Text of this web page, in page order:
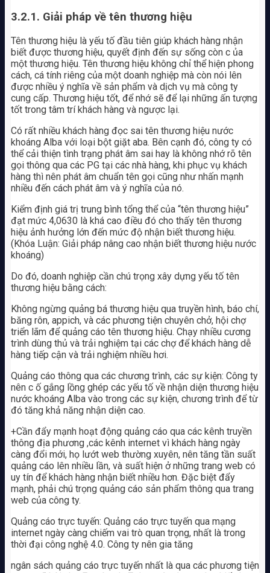
3.2.1. Giải pháp về tên thương hiệu
Tên thương hiệu là yếu tố đầu tiên giúp khách hàng nhận
biết được thương hiệu, quyết định đến sự sống còn c ủa
một thương hiệu. Tên thương hiệu không chỉ thể hiện phong
cách, cá tính riêng của một doanh nghiệp mà còn nói lên
được nhiều ý nghĩa về sản phẩm và dịch vụ mà công ty
cung cấp. Thương hiệu tốt, để nhớ sẽ để lại những ấn tượng
tốt trong tâm trí khách hàng và ngược lại.
Có rất nhiều khách hàng đọc sai tên thương hiệu nước
khoáng Alba với loại bột giặt aba. Bên cạnh đó, công ty có
thể cải thiện tình trạng phát âm sai hay là không nhớ rõ tên
gọi thông qua các PG tại các nhà hàng, khi phục vụ khách
hàng thì nên phát âm chuẩn tên gọi cũng như nhấn mạnh
nhiều đến cách phát âm và ý nghĩa của nó.
Kiểm định giá trị trung bình tổng thể của “tên thương hiệu”
đạt mức 4,0630 là khá cao điều đó cho thấy tên thương
hiệu ảnh hưởng lớn đến mức độ nhận biết thương hiệu.
(Khóa Luận: Giải pháp nâng cao nhận biết thương hiệu nước
khoáng)
Do đó, doanh nghiệp cần chú trọng xây dựng yếu tố tên
thương hiệu bằng cách:
Không ngừng quảng bá thương hiệu qua truyền hình, báo chí,
băng rôn, appich, và các phương tiện chuyên chở, hội chợ
triển lãm để quảng cáo tên thương hiệu. Chạy nhiều cương
trình dùng thủ và trải nghiệm tại các chợ để khách hàng dễ
hàng tiếp cận và trải nghiệm nhiều hơi.
Quảng cáo thông qua các chương trình, các sự kiện: Công ty
nên c ố gắng lồng ghép các yếu tố về nhận diện thương hiệu
nước khoáng Alba vào trong các sự kiện, chương trình để từ
đó tăng khả năng nhận diện cao.
+Cần đẩy mạnh hoạt động quảng cáo qua các kênh truyền
thông địa phương ,các kênh internet vì khách hàng ngày
càng đổi mới, họ lướt web thường xuyên, nên tăng tần suất
quảng cáo lên nhiều lần, và suất hiện ở những trang web có
uy tín để khách hàng nhận biết nhiều hơn. Đặc biệt đẩy
mạnh, phải chú trọng quảng cáo sản phẩm thông qua trang
web của công ty.
Quảng cáo trực tuyến: Quảng cáo trực tuyến qua mạng
internet ngày càng chiếm vai trò quan trọng, nhất là trong
thời đại công nghệ 4.0. Công ty nên gia tăng
ngân sách quảng cáo trực tuyến nhất là qua các phương tiện